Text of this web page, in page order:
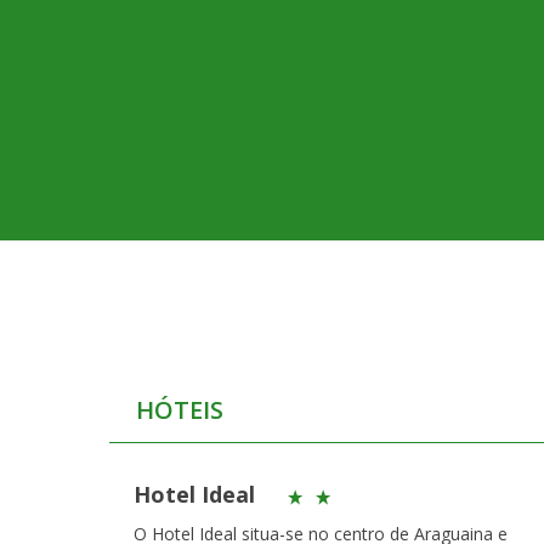
HÓTEIS
Hotel Ideal
O Hotel Ideal situa-se no centro de Araguaina e